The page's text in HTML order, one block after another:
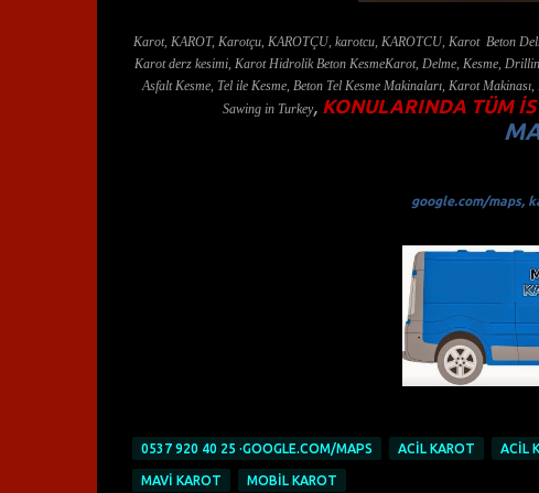
Karot, KAROT, Karotçu, KAROTÇU, karotcu, KAROTCU, Karot Beton
Karot derz kesimi, Karot Hidrolik Beton KesmeKarot, Delme, Kesme,
Asfalt Kesme, Tel ile Kesme, Beton Tel Kesme Makinaları, Karot
Sawing in Turkey, KONULARINDA TÜM
google.com/maps,
0537 920 40 25 ·GOOGLE.COM/MAPS ACİL KAROT ACİL
MAVİ KAROT MOBIL KAROT